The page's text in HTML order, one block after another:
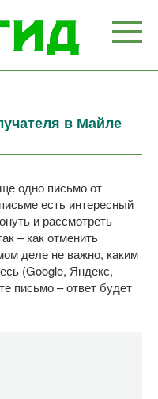
в Майле
одно письмо от
есть интересный
и рассмотреть
– как отменить
деле не важно, каким
(Google, Яндекс,
письмо – ответ будет